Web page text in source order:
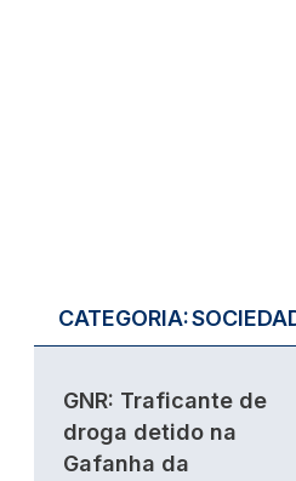
CATEGORIA:
GNR: Traficante de
droga detido na
Gafanha da